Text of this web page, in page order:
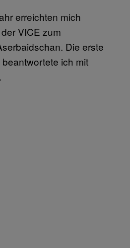
erreichten mich
VICE zum
Die erste
ich mit